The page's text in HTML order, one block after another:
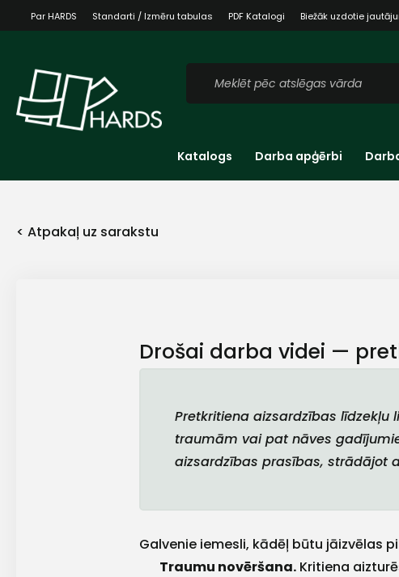
Par HARDS Standarti / Izmēru tabulas PDF Katalogi Biežāk uzdotie
Katalogs Darba apģērbi
< Atpakaļ uz sarakstu
Drošai darba videi —
Pretkritiena aizsardzības
traumām vai pat nāves
aizsardzības prasības, strādājot
Galvenie iemesli, kādēļ būtu jāizvēlas
Traumu novēršana. Kritiena